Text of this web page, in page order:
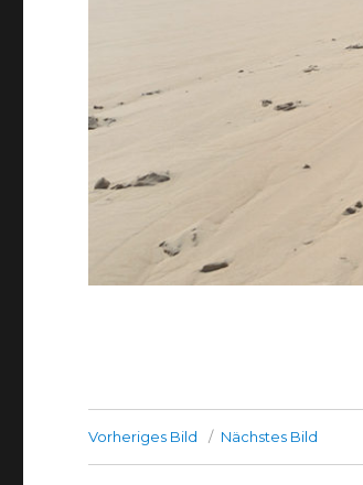
Vorheriges Bild Nächstes Bild